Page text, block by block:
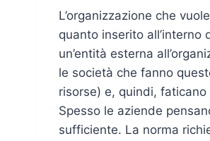
L’organizzazione che
quanto inserito
un’entità esterna
le società che fanno
risorse) e, quindi,
Spesso le aziende
sufficiente. La norma